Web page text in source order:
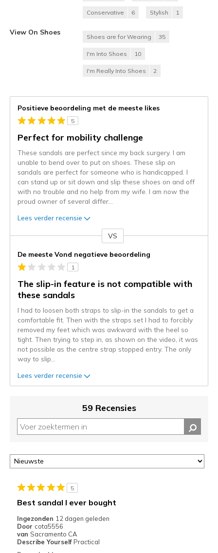
Conservative 6 Stylish 1
View On Shoes
Shoes are for Wearing 35
I'm Into Shoes 10
I'm Really Into Shoes 2
Positieve beoordeling met de meeste likes
5
Perfect for mobility challenge
These sandals are perfect since my back surgery. I am
unable to bend over to put on shoes. These slip on
sandals are perfect for someone who is handicapped. I
can stand up or sit down and slip these shoes on and off
with no trouble and no help from my wife. I am now the
proud owner of several differ
Lees verder recensie
content
wordt
momenteel
gemigreerd
naar
niejee
page_id.
kunt
de
status
van
je
deze
page
door
<a
de
met
de
migratiegeschiedenis
van
VS
De meeste Vond negatieve beoordeling
1
The slip-in feature is not compatible with
these sandals
I had to loosen both straps to slip-in the sandals to get a
comfortable fit. Then with the straps set I had to forcibly
removed my feet which was awkward with the heel so
tight. Then trying to step in, as shown on the video, it was
not possible as the centre strap stopped entry. The only
way to slip
Lees verder recensie
59 Recensies
5
Best sandal I ever bought
Ingezonden 12 dagen geleden
Door cota5556
van Sacramento CA
Describe Yourself Practical